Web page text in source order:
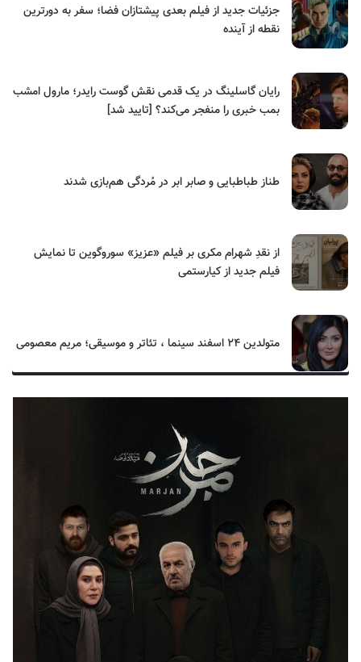
جزئیات جدید از فیلم بعدی پیشتازان فضا؛ سفر به دورترین
نقطه از آینده
رایان گاسلینگ در یک قدمی نقش گوست رایدر؛ مارول امشب
بمب خبری را منفجر می‌کند؟ [تایید شد]
طناز طباطبایی و صابر ابر در مُردگی هم‌بازی شدند
از نقدِ شهرام مکری بر فیلم «عزیز» سوروگوین تا نمایش
فیلم جدید از کیارستمی
متولدین ۲۴ اسفند سینما ، تئاتر و موسیقی؛ مریم معصومی